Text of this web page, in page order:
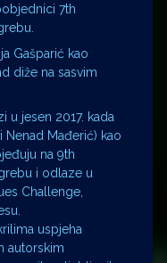
7th
Gašparić kao
diže na sasvim
u jesen 2017. kada
Nenad Mađerić) kao
na 9th
i odlaze u
Challenge,
uspjeha
autorskim